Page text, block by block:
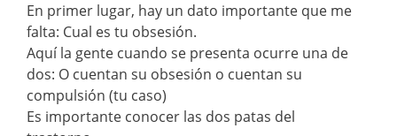
En primer lugar, hay un dato importante que me
falta: Cual es tu obsesión.
Aquí la gente cuando se presenta ocurre una de
dos: O cuentan su obsesión o cuentan su
compulsión (tu caso)
Es importante conocer las dos patas del